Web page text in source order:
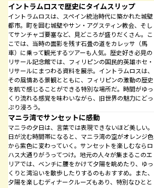
イントラムロスで歴史にタイムスリップ
イントラムロスは、スペイン統治時代に築かれた城壁
都市。町を囲む城壁やサン・アグスティン教会、そし
てサンチャゴ要塞など、見どころが盛りだくさん。こ
こでは、当時の面影を残す石畳の道をカレッサ（馬
車）に乗って観光するツアーも人気。歴史好き必見の
リサール記念館では、フィリピンの国民的英雄ホセ・
リサールにまつわる資料を展示。イントラムロスは、
その風情ある景観とともに、フィリピンの激動の歴史
を肌で感じることができる特別な場所だ。時間がゆっ
くり流れる感覚を味わいながら、旧世界の魅力にどっ
ぷり浸ろう。
マニラ湾でサンセットに感動
マニラの夕日は、言葉では表現できないほど美しい。
日が沈む時間帯になると、マニラ湾の空がオレンジ色
から紫色に変わっていく。サンセットを楽しむならロ
ハス大通りがうってつけ。地元の人々が集まるこのエ
リアでは、ベンチに腰をかけて夕陽を眺めたり、ゆっ
くりと湾沿いを散歩したりするのもおすすめ。また、
夕陽を楽しむディナークルーズもあり、特別なひとと